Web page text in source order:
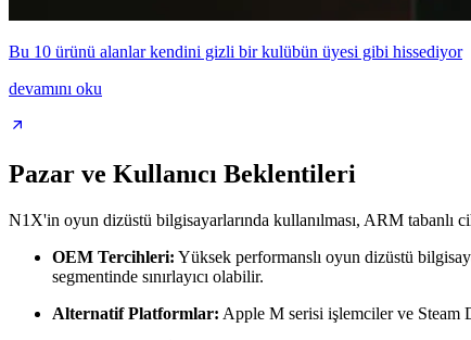
Bu 10 ürünü alanlar kendini gizli bir kulübün üyesi gibi hissediyor
devamını oku
Pazar ve Kullanıcı Beklentileri
N1X'in oyun dizüstü bilgisayarlarında kullanılması, ARM tabanlı
OEM Tercihleri: Yüksek performanslı oyun dizüstü
segmentinde sınırlayıcı olabilir.
Alternatif Platformlar: Apple M serisi işlemciler ve Steam